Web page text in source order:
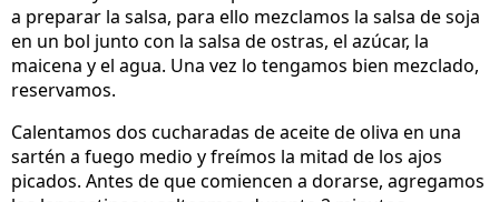
a preparar la salsa, para ello mezclamos la salsa de soja
en un bol junto con la salsa de ostras, el azúcar, la
maicena y el agua. Una vez lo tengamos bien mezclado,
reservamos.
Calentamos dos cucharadas de aceite de oliva en una
sartén a fuego medio y freímos la mitad de los ajos
picados. Antes de que comiencen a dorarse, agregamos